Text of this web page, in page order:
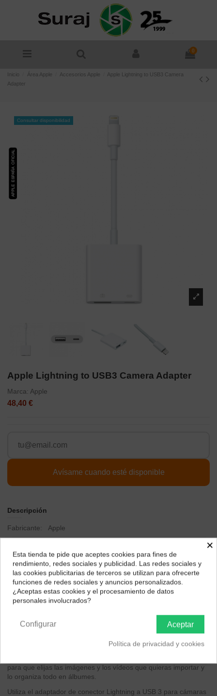
0
Inicio Área Apple Accesorios Apple
Apple Lightning to USB3 Camera
Adapter
Consultar disponibilidad
Apple Lightning to USB3 Camera Adapter
Marca: Apple
48,40 €
Descripción
Fabricante: Apple
Tipo de conector USB, Lightning, RJ45
Dimensiones del producto: largo x ancho x alto 6.6 x 1.7 x 15.5
centímetros
Marca Apple
Con el adaptador de conector Lightning a USB 3 para cámaras,
descargar fotos y vídeos desde una cámara digital de alta
resolución a tu iPad Pro es muy fácil.
para que elijas las imágenes y los vídeos que quieras importar y
lo organiza todo en álbumes.
Utiliza el adaptador de conector Lightning a USB 3 para cámaras
¿Dónde deseas recibir tu pedido?
Selecciona tu ubicación para mostrarte los precios e
impuestos correctos para tu región.
×
Esta tienda te pide que aceptes cookies para fines de
rendimiento, redes sociales y publicidad. Las redes sociales y
las cookies publicitarias de terceros se utilizan para ofrecerte
funciones de redes sociales y anuncios personalizados.
¿Aceptas estas cookies y el procesamiento de datos
personales involucrados?
Aceptar
Configurar
Política de privacidad y cookies